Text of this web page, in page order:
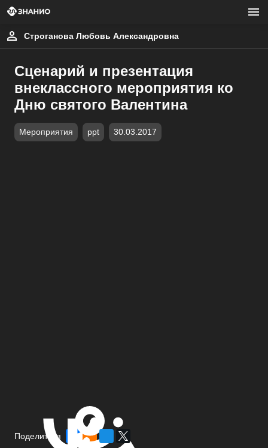
Строганова Любовь Александровна
Сценарий и презентация
внеклассного мероприятия ко
Дню святого Валентина
Мероприятия ppt 30.03.2017
Поделиться